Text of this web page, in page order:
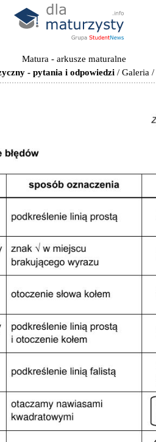
Matura - arkusze maturalne
- pytania i odpowiedzi / Galeria /